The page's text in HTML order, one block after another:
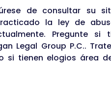
de consultar su
la ley de
Pregunte si
Legal Group P.C..
si tienen elogios área